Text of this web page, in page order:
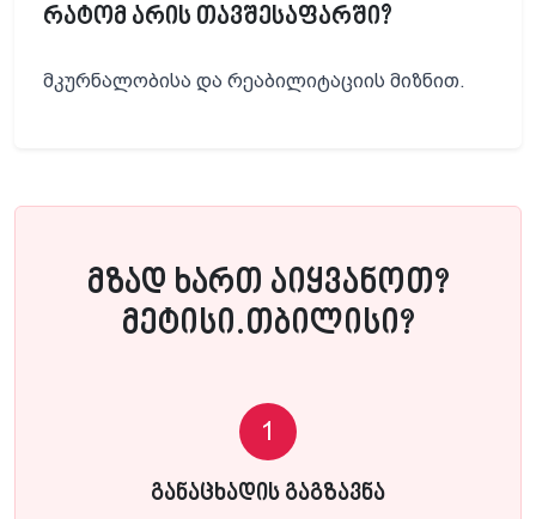
რატომ არის თავშესაფარში?
მკურნალობისა და რეაბილიტაციის მიზნით.
მზად ხართ აიყვანოთ?
მეტისი.თბილისი?
1
განაცხადის გაგზავნა